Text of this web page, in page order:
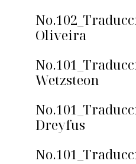
Oliveira
Wetzsteon
Dreyfus